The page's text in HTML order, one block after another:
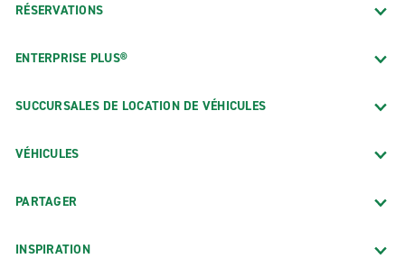
RÉSERVATIONS
ENTERPRISE PLUS®
SUCCURSALES DE LOCATION DE VÉHICULES
VÉHICULES
PARTAGER
INSPIRATION